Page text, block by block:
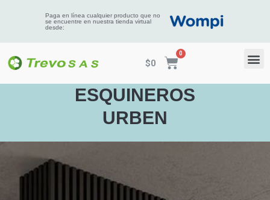
Paga en línea cualquier producto que no
se encuentre en nuestra tienda virtual
desde:
$0
ESQUINEROS
URBEN